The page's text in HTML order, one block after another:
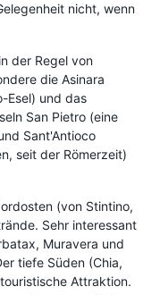
nicht, wenn
der Regel von
die Asinara
Esel) und das
San Pietro (eine
Sant'Antioco
seit der Römerzeit)
(von Stintino,
Sehr interessant
Muravera und
tiefe Süden (Chia,
Attraktion.